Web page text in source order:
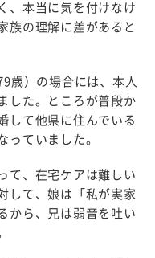
、本当に気を付けなけ
族の理解に差があると
歳）の場合には、本人
した。ところが普段か
して他県に住んでいる
ていました。
て、在宅ケアは難しい
して、娘は「私が実家
から、兄は弱音を吐い